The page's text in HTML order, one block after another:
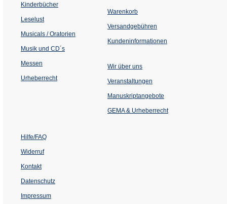
Kinderbücher
Leselust
Musicals / Oratorien
Musik und CD´s
Messen
Urheberrecht
Warenkorb
Versandgebühren
Kundeninformationen
Wir über uns
Veranstaltungen
einem
Tab)
Manuskriptangebote
GEMA & Urheberrecht
Hilfe/FAQ
Widerruf
Kontakt
Datenschutz
Impressum